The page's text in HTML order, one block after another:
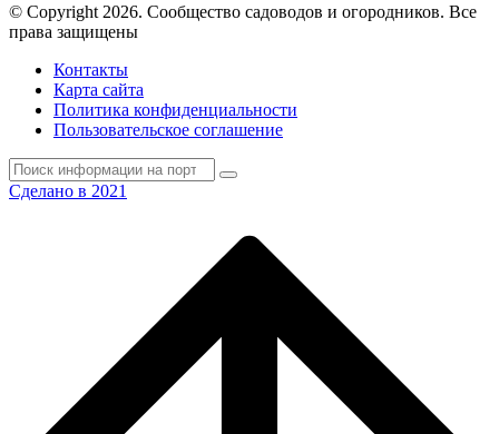
© Copyright 2026. Cообщество садоводов и огородников. Все
права защищены
Контакты
Карта сайта
Политика конфиденциальности
Пользовательское соглашение
Сделано в 2021